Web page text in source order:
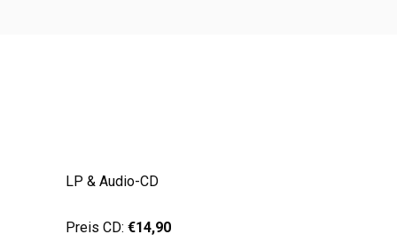
LP & Audio-CD
Preis CD: €14,90